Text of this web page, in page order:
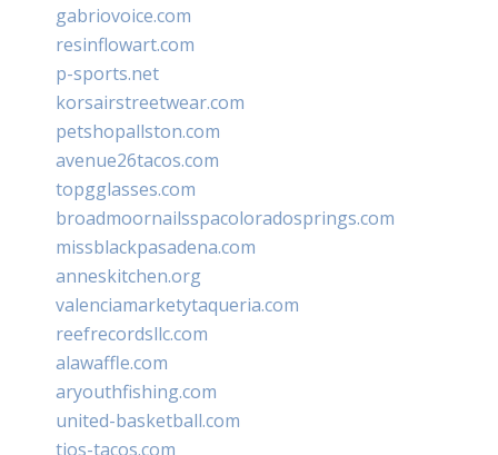
gabriovoice.com
resinflowart.com
p-sports.net
korsairstreetwear.com
petshopallston.com
avenue26tacos.com
topgglasses.com
broadmoornailsspacoloradosprings.com
missblackpasadena.com
anneskitchen.org
valenciamarketytaqueria.com
reefrecordsllc.com
alawaffle.com
aryouthfishing.com
united-basketball.com
tios-tacos.com